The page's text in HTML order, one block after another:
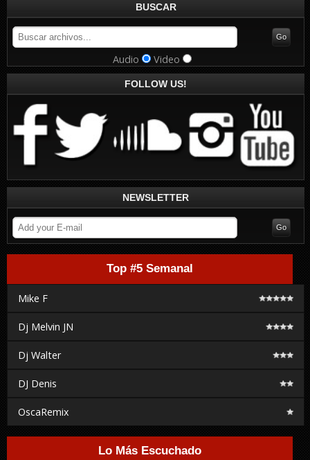
BUSCAR
Audio Video
FOLLOW US!
NEWSLETTER
Top #5 Semanal
Mike F
Dj Melvin JN
Dj Walter
DJ Denis
OscaRemix
Lo Más Escuchado